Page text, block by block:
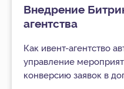
Внедрение
агентства
Как ивент-агентство
управление
конверсию заявок в